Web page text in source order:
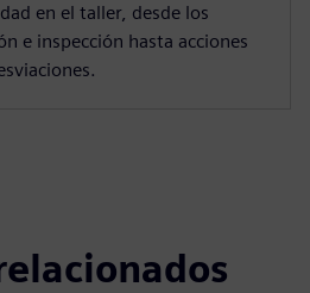
en el taller, desde los
e inspección hasta acciones